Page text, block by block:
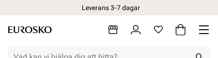
Leverans 3-7 dagar